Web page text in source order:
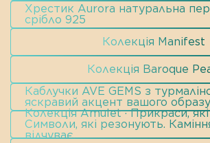
Хрестик Aurora натуральна
срібло 925
Колекція Manifest
Колекція Baroque
Каблучки AVE GEMS з
яскравий акцент вашого
Колекція Amulet · Прикраси,
Символи, які резонують.
відчуває.